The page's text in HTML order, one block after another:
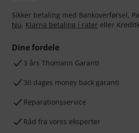
Sikker betaling med Bankoverførsel,
Nu, Klarna betaling i rater eller
Dine fordele
3 års Thomann Garanti
30 dages money back garanti
Reparationsservice
Råd fra vores eksperter